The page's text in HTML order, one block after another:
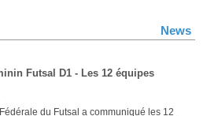
News
Futsal D1 - Les 12 équipes
du Futsal a communiqué les 12